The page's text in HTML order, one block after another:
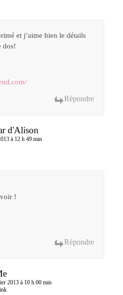
et j’aime bien le détails
dos!
Répondre
d'Alison
à 12 h 49 min
!
Répondre
2013 à 10 h 00 min